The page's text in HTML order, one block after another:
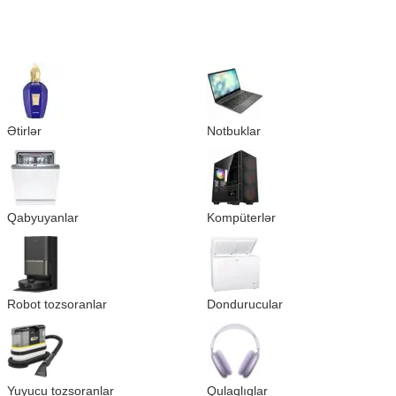
Ətirlər Notbuklar
Qabyuyanlar Kompüterlər
Robot tozsoranlar Dondurucular
Yuyucu tozsoranlar Qulaqlıqlar